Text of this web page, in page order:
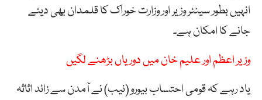
انہیں بطور سینئر وزیر اور وزارت خوراک کا قلمدان بھی دیئے
جانے کا امکان ہے۔
وزیر اعظم اور علیم خان میں دوریاں بڑھنے لگیں
یاد رہے کہ قومی احتساب بیورو (نیب) نے آمدن سے زائد اثاثہ